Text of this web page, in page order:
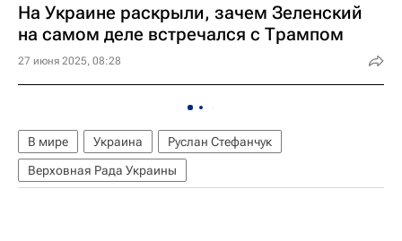
На Украине раскрыли, зачем Зеленский
на самом деле встречался с Трампом
27 июня 2025, 08:28
В мире Украина
Руслан Стефанчук
Верховная Рада Украины